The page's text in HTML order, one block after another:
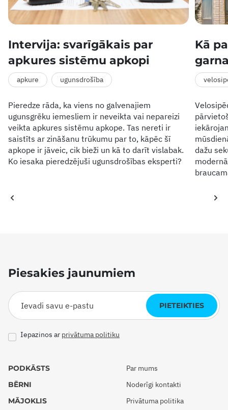
Intervija: svarīgākais par
apkures sistēmu apkopi
apkure ugunsdrošība
Pieredze rāda, ka viens no galvenajiem
ugunsgrēku iemesliem ir neveikta vai nepareizi
veikta apkures sistēmu apkope. Tas nereti ir
saistīts ar zināšanu trūkumu par to, kāpēc šī
apkope ir jāveic, cik bieži un kā to darīt vislabak.
Ko iesaka pieredzējuši ugunsdrošības eksperti?
Kā
dažu
Piesakies jaunumiem
PIETEIKTIES
Iepazinos ar privātuma politiku
PODKĀSTS
BĒRNI
MĀJOKLIS
Par mums
Noderīgi kontakti
Privātuma politika